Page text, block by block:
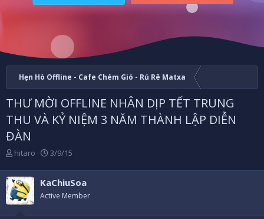
Hẹn Hò Offline - Cafe Chém Gió - Rủ Rê Matxa
THƯ MỜI OFFLINE NHÂN DỊP TẾT TRUNG
THU VÀ KỶ NIỆM 3 NĂM THÀNH LẬP DIỄN
ĐÀN
B
t
đ
ầ
u
hitaro
N
à
y
b
3/9/15
KaChiuSoa
Active Member